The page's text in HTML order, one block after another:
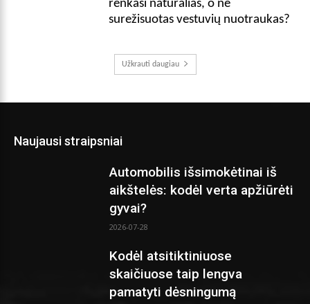
renkasi natūralias, o ne
surežisuotas vestuvių nuotraukas?
Užkrauti daugiau
Naujausi straipsniai
Automobilis išsimokėtinai iš
aikštelės: kodėl verta apžiūrėti
gyvai?
2026-07-28
Kodėl atsitiktiniuose
skaičiuose taip lengva
pamatyti dėsningumą